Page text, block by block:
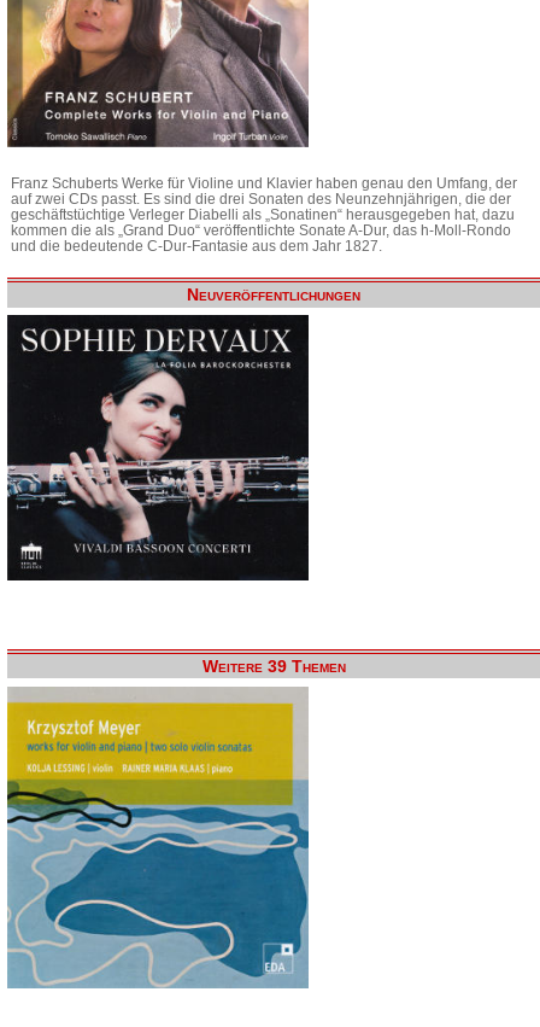
Franz Schuberts Werke für Violine und Klavier haben genau den Umfang, der
auf zwei CDs passt. Es sind die drei Sonaten des Neunzehnjährigen, die der
geschäftstüchtige Verleger Diabelli als „Sonatinen“ herausgegeben hat, dazu
kommen die als „Grand Duo“ veröffentlichte Sonate A-Dur, das h-Moll-Rondo
und die bedeutende C-Dur-Fantasie aus dem Jahr 1827.
Neuveröffentlichungen
Weitere 39 Themen